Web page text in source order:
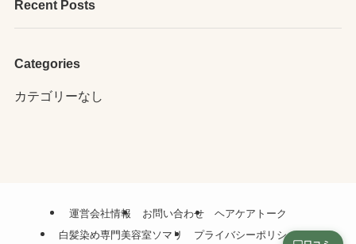
Recent Posts
Categories
カテゴリーなし
運営会社情報 お問い合わせ
ヘアケアトーク
白髪染め専門美容室ソマリ
プライバシーポリシー